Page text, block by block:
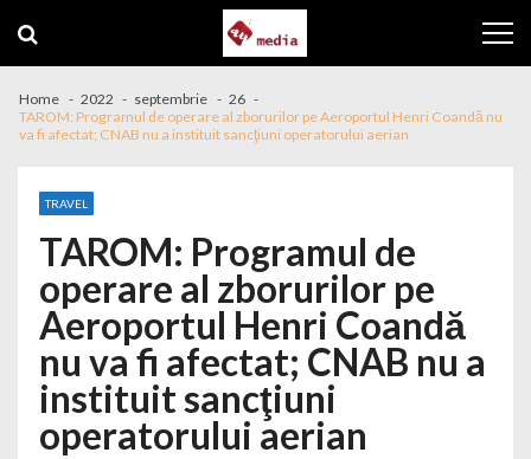
Home 2022 septembrie
26
TAROM: Programul de operare al zborurilor pe Aeroportul Henri Coandă nu
va fi afectat; CNAB nu a instituit sancţiuni operatorului aerian
TRAVEL
TAROM: Programul de
operare al zborurilor pe
Aeroportul Henri Coandă
nu va fi afectat; CNAB nu a
instituit sancţiuni
operatorului aerian